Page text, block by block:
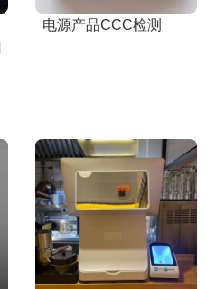
电源产品CCC检测